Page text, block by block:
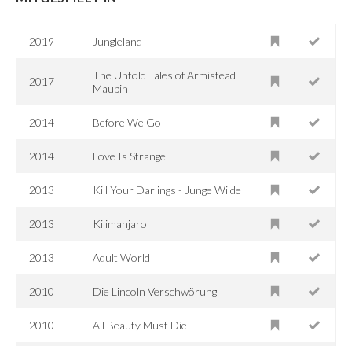
2019 Jungleland
2017
The Untold Tales of Armistead
Maupin
2014 Before We Go
2014 Love Is Strange
2013 Kill Your Darlings - Junge Wilde
2013 Kilimanjaro
2013 Adult World
2010 Die Lincoln Verschwörung
2010 All Beauty Must Die